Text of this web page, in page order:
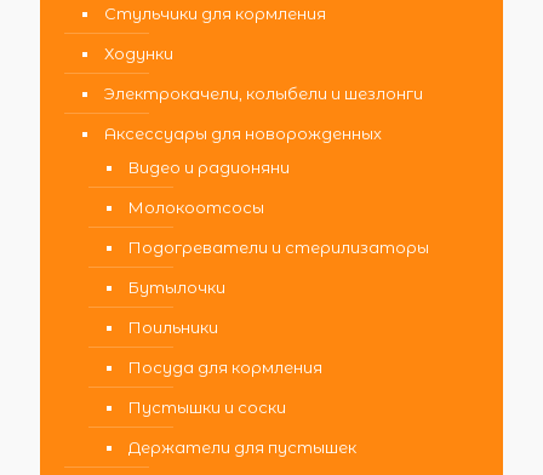
Стульчики для кормления
Ходунки
Электрокачели, колыбели и шезлонги
Аксессуары для новорожденных
Видео и радионяни
Молокоотсосы
Подогреватели и стерилизаторы
Бутылочки
Поильники
Посуда для кормления
Пустышки и соски
Держатели для пустышек